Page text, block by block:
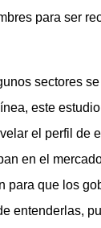
para ser
sectores
este
el perfil de
en el
para que los
entenderlas,